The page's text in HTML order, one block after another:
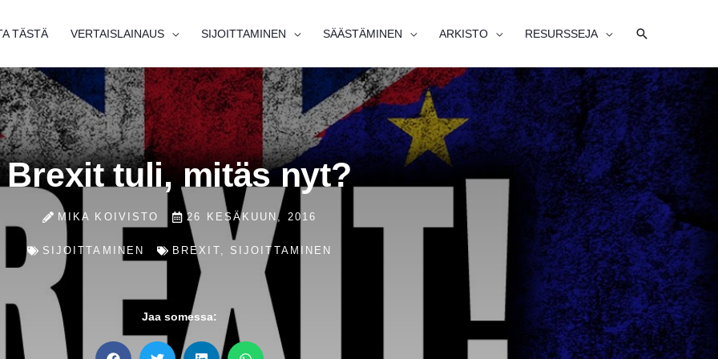
TÄSTÄ VERTAISLAINAUS SIJOITTAMINEN SÄÄSTÄMINEN ARKISTO RESURSSEJA HAE
Brexit tuli, mitäs nyt?
MIKA KOIVISTO 26 KESÄKUUN, 2016
SIJOITTAMINEN BREXIT, SIJOITTAMINEN
Jaa somessa: